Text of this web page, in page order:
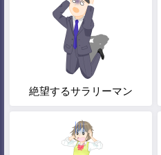
絶望するサラリーマン